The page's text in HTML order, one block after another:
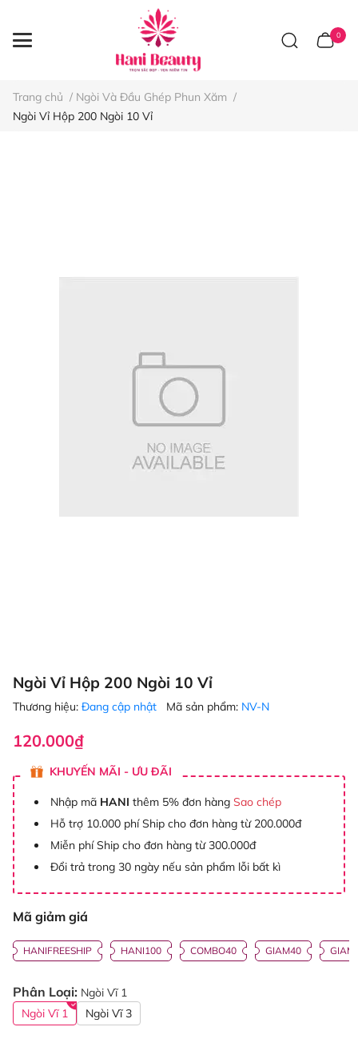
0
Trang chủ / Ngòi Và Đầu Ghép Phun Xăm /
Ngòi Vỉ Hộp 200 Ngòi 10 Vỉ
Ngòi Vỉ Hộp 200 Ngòi 10 Vỉ
Thương hiệu: Đang cập nhật Mã sản phẩm: NV-N
120.000₫
KHUYẾN MÃI - ƯU ĐÃI
Nhập mã HANI thêm 5% đơn hàng Sao chép
Hỗ trợ 10.000 phí Ship cho đơn hàng từ 200.000đ
Miễn phí Ship cho đơn hàng từ 300.000đ
Đổi trả trong 30 ngày nếu sản phẩm lỗi bất kì
Mã giảm giá
HANIFREESHIP HANI100 COMBO40 GIAM40
Phân Loại: Ngòi Vĩ 1
Ngòi Vĩ 1
Ngòi Vĩ 3